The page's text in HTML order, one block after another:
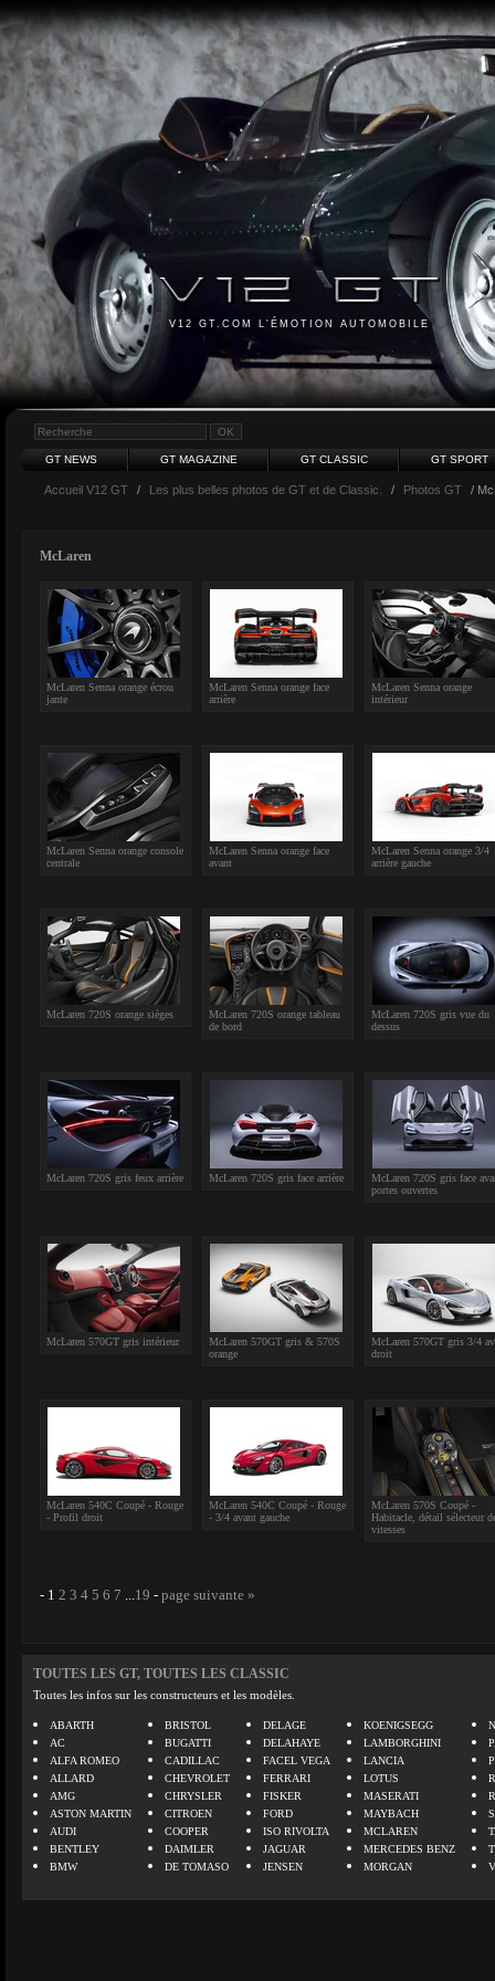
V12 GT.COM L'ÉMOTION AUTOMOBILE
GT NEWS GT MAGAZINE GT CLASSIC GT SPORT
Accueil V12 GT / Les plus belles photos de GT et de Classic. / Photos GT /
McLaren
McLaren Senna orange écrou
jante
McLaren Senna orange face
arrière
McLaren Senna orange
intérieur
McLaren Senna orange console
centrale
McLaren Senna orange face
avant
McLaren Senna orange 3/4
arrière gauche
McLaren 720S orange sièges
McLaren 720S orange tableau
de bord
McLaren 720S gris vue du
dessus
McLaren 720S gris feux arrière McLaren 720S gris face arrière
McLaren 720S gris face
portes ouvertes
McLaren 570GT gris intérieur
McLaren 570GT gris & 570S
orange
McLaren 570GT gris 3/4
droit
McLaren 540C Coupé - Rouge
- Profil droit
McLaren 540C Coupé - Rouge
- 3/4 avant gauche
McLaren 570S Coupé -
Habitacle, détail sélecteur
vitesses
- 1 2 3 4 5 6 7 ...19 - page suivante »
TOUTES LES GT, TOUTES LES CLASSIC
Toutes les infos sur les constructeurs et les modèles.
ABARTH
AC
ALFA ROMEO
ALLARD
AMG
ASTON MARTIN
AUDI
BENTLEY
BMW
BRISTOL
BUGATTI
CADILLAC
CHEVROLET
CHRYSLER
CITROEN
COOPER
DAIMLER
DE TOMASO
DELAGE
DELAHAYE
FACEL VEGA
FERRARI
FISKER
FORD
ISO RIVOLTA
JAGUAR
JENSEN
KOENIGSEGG
LAMBORGHINI
LANCIA
LOTUS
MASERATI
MAYBACH
MCLAREN
MERCEDES BENZ
MORGAN